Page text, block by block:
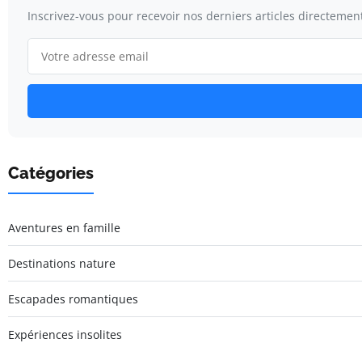
Inscrivez-vous pour recevoir nos derniers articles
Catégories
Aventures en famille
Destinations nature
Escapades romantiques
Expériences insolites